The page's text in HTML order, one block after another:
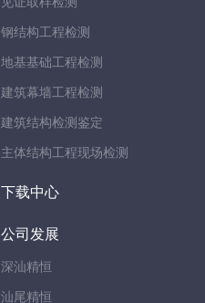
钢结构工程检测
地基基础工程检测
建筑幕墙工程检测
建筑结构检测鉴定
主体结构工程现场检测
下载中心
公司发展
深汕精恒
汕尾精恒